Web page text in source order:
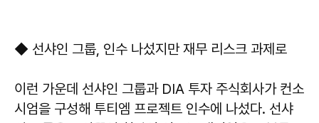
◆ 선샤인 그룹, 인수 나섰지만 재무 리스크 과제로
이런 가운데 선샤인 그룹과 DIA 투자 주식회사가 컨소
시엄을 구성해 투티엠 프로젝트 인수에 나섰다. 선샤